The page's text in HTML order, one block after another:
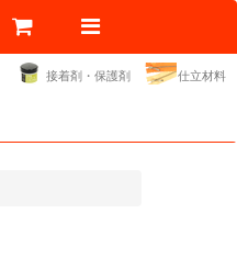
接着剤・保護剤 仕立材料